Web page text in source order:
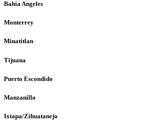
Bahia Angeles
Monterrey
Minatitlan
Tijuana
Puerto Escondido
Manzanillo
Ixtapa/Zihuatanejo